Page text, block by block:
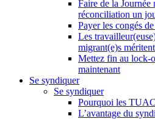
Faire de la Journée
réconciliation un
Payer les congés
Les
migrant(e)s
Mettez fin au lock-
maintenant
Se syndiquer
Se syndiquer
Pourquoi les
L’avantage du